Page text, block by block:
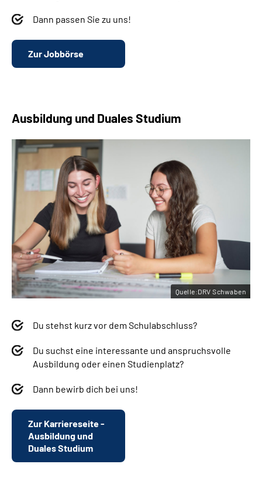
Dann passen Sie zu uns!
Zur Jobbörse
Ausbildung und Duales Studium
Du stehst kurz vor dem Schulabschluss?
Du suchst eine interessante und anspruchsvolle
Ausbildung oder einen Studienplatz?
Dann bewirb dich bei uns!
Zur Karriereseite -
Ausbildung und
Duales Studium
Quelle:DRV Schwaben